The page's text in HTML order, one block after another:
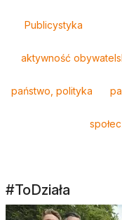
Publicystyka
aktywność
państwo, polityka
#ToDziała